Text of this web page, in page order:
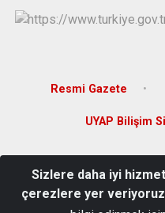
Resmi Gazete
UYAP Bilişim
Telefon: 0436 411
Sizlere daha iyi
çerezlere yer veriyoruz